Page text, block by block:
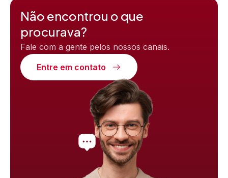
Comentários
Nenhum comentário para mostrar.
Não encontrou o que
procurava?
Fale com a gente pelos nossos canais.
Entre em contato